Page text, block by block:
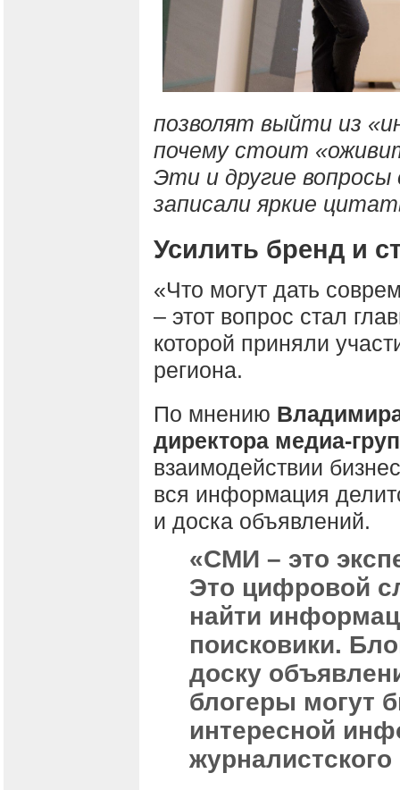
позволят выйти из
почему стоит
Эти и другие
записали яркие
Усилить бренд и
«Что могут дать
– этот вопрос стал
которой приняли
региона.
По мнению
директора медиа-
взаимодействии
вся информация
и доска объявлений.
«СМИ – это
Это цифровой
найти
поисковики.
доску
блогеры могут
интересной